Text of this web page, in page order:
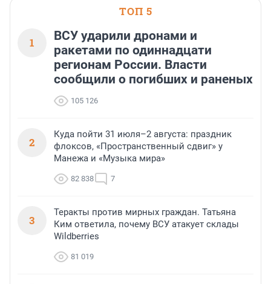
ТОП 5
1
ВСУ ударили дронами и
ракетами по одиннадцати
регионам России. Власти
сообщили о погибших и раненых
105 126
2
Куда пойти 31 июля–2 августа: праздник
флоксов, «Пространственный сдвиг» у
Манежа и «Музыка мира»
82 838 7
3
Теракты против мирных граждан. Татьяна
Ким ответила, почему ВСУ атакует склады
Wildberries
81 019